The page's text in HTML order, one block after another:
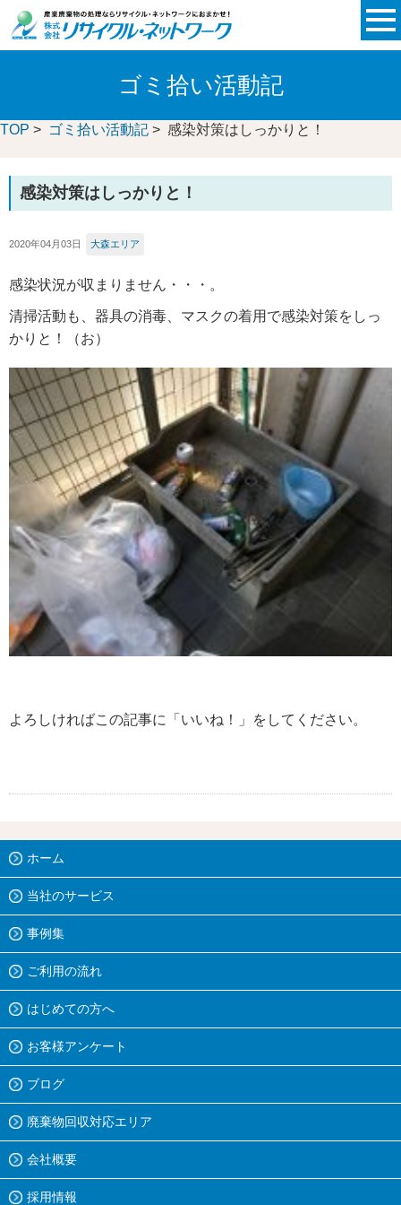
ゴミ拾い活動記
TOP > ゴミ拾い活動記 > 感染対策はしっかりと！
感染対策はしっかりと！
2020年04月03日 大森エリア
感染状況が収まりません・・・。
清掃活動も、器具の消毒、マスクの着用で感染対策をしっ
かりと！（お）
よろしければこの記事に「いいね！」をしてください。
ホーム
当社のサービス
事例集
ご利用の流れ
はじめての方へ
お客様アンケート
ブログ
廃棄物回収対応エリア
会社概要
採用情報